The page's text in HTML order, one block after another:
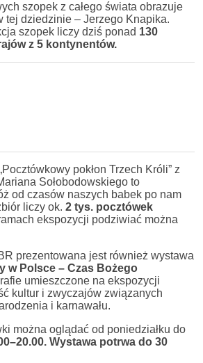
szopek z całego świata obrazuje
tej dziedzinie – Jerzego Knapika.
szopek liczy dziś ponad 130
z 5 kontynentów.
pokłon Trzech Króli” z
Sołobodowskiego to
od czasów naszych babek po nam
liczy ok. 2 tys. pocztówek
ekspozycji podziwiać można
prezentowana jest również wystawa
w Polsce – Czas Bożego
umieszczone na ekspozycji
kultur i zwyczajów związanych
i karnawału.
można oglądać od poniedziałku do
Wystawa potrwa do 30